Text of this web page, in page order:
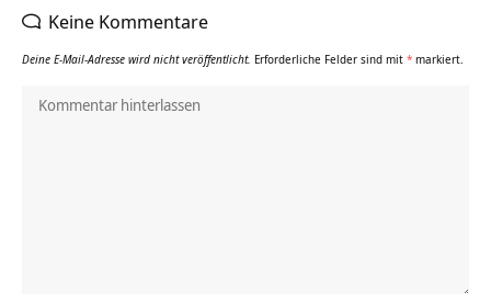
Keine Kommentare
Deine E-Mail-Adresse wird nicht veröffentlicht. Erforderliche Felder sind mit * markiert.